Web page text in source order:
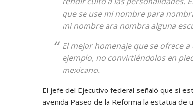
que se use mi nombre para
mi nombre ara nombra alguna
El mejor homenaje que se ofrece
ejemplo, no convirtiéndolos en
mexicano.
El jefe del Ejecutivo federal señaló que sí
avenida Paseo de la Reforma la estatua de